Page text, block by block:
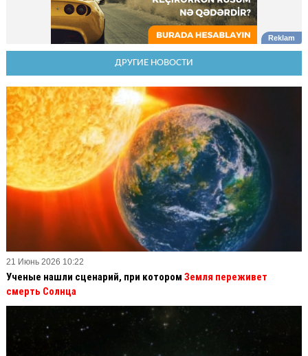
ДРУГИЕ НОВОСТИ
21 Июнь 2026 10:22
Ученые нашли сценарий, при котором Земля переживет
смерть Солнца